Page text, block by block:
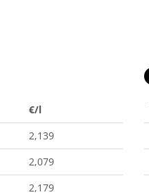
€/l
2,139
2,079
2,179